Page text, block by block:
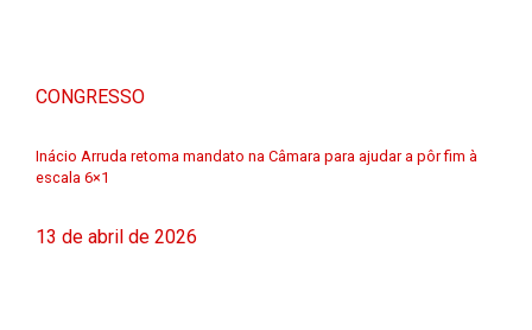
CONGRESSO
Inácio Arruda retoma mandato na Câmara para ajudar a pôr fim à
escala 6×1
13 de abril de 2026